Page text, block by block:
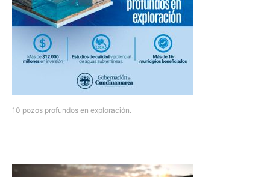
10 pozos profundos en exploración.